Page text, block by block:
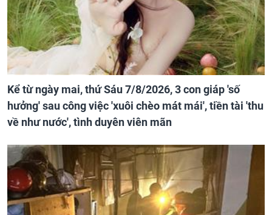
Kể từ ngày mai, thứ Sáu 7/8/2026, 3 con giáp 'số
hưởng' sau công việc 'xuôi chèo mát mái', tiền tài 'thu
về như nước', tình duyên viên mãn